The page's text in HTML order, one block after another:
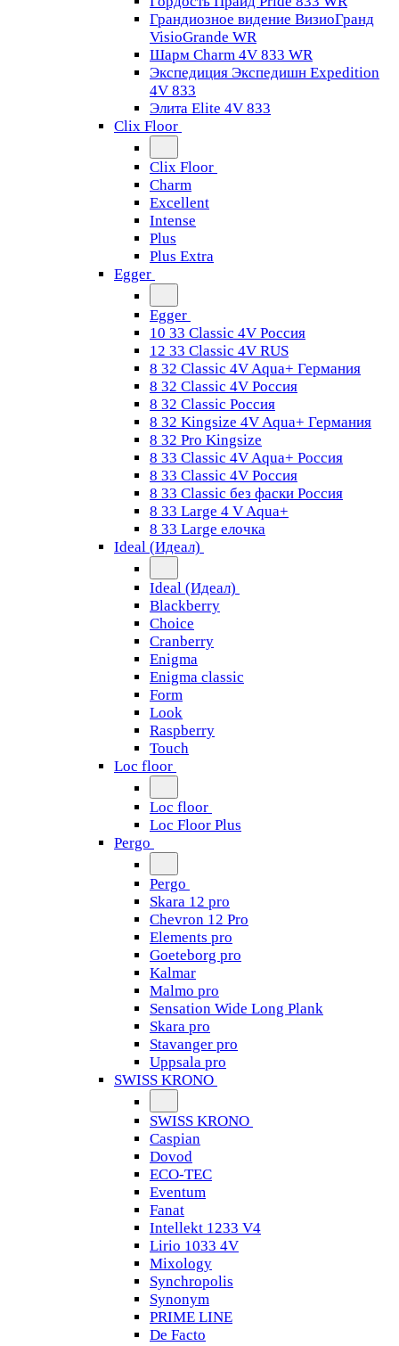
Грандиозное видение ВизиоГранд
VisioGrande WR
Шарм Charm 4V 833 WR
Экспедиция Экспедишн Expedition
4V 833
Элита Elite 4V 833
Clix Floor
Clix Floor
Charm
Excellent
Intense
Plus
Plus Extra
Egger
Egger
10 33 Classic 4V Россия
12 33 Classic 4V RUS
8 32 Classic 4V Aqua+ Германия
8 32 Classic 4V Россия
8 32 Classic Россия
8 32 Kingsize 4V Aqua+ Германия
8 32 Pro Kingsize
8 33 Classic 4V Aqua+ Россия
8 33 Classic 4V Россия
8 33 Classic без фаски Россия
8 33 Large 4 V Aqua+
8 33 Large елочка
Ideal (Идеал)
Ideal (Идеал)
Blackberry
Choice
Cranberry
Enigma
Enigma classic
Form
Look
Raspberry
Touch
Loc floor
Loc floor
Loc Floor Plus
Pergo
Pergo
Skara 12 pro
Chevron 12 Pro
Elements pro
Goeteborg pro
Kalmar
Malmo pro
Sensation Wide Long Plank
Skara pro
Stavanger pro
Uppsala pro
SWISS KRONO
SWISS KRONO
Caspian
Dovod
ECO-TEC
Eventum
Fanat
Intellekt 1233 V4
Lirio 1033 4V
Mixology
Synchropolis
Synonym
PRIME LINE
De Facto